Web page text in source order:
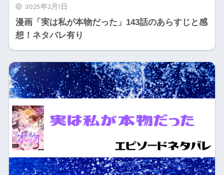
2025年2月1日
漫画「実は私が本物だった」143話のあらすじと感
想！ネタバレ有り